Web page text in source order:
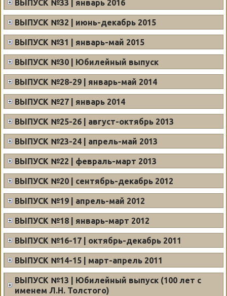
ВЫПУСК №33 | январь 2016
ВЫПУСК №32 | июнь-декабрь 2015
ВЫПУСК №31 | январь-май 2015
ВЫПУСК №30 | Юбилейный выпуск
ВЫПУСК №28-29 | январь-май 2014
ВЫПУСК №27 | январь 2014
ВЫПУСК №25-26 | август-октябрь 2013
ВЫПУСК №23-24 | апрель-май 2013
ВЫПУСК №22 | февраль-март 2013
ВЫПУСК №20 | сентябрь-декабрь 2012
ВЫПУСК №19 | апрель-май 2012
ВЫПУСК №18 | январь-март 2012
ВЫПУСК №16-17 | октябрь-декабрь 2011
ВЫПУСК №14-15 | март-апрель 2011
ВЫПУСК №13 | Юбилейный выпуск (100 лет с
именем Л.Н. Толстого)